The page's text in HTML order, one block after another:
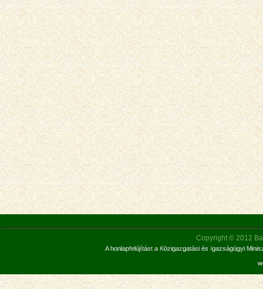
Copyright © 2012
A honlapfelújítást a Közigazgatási és Igazságügyi